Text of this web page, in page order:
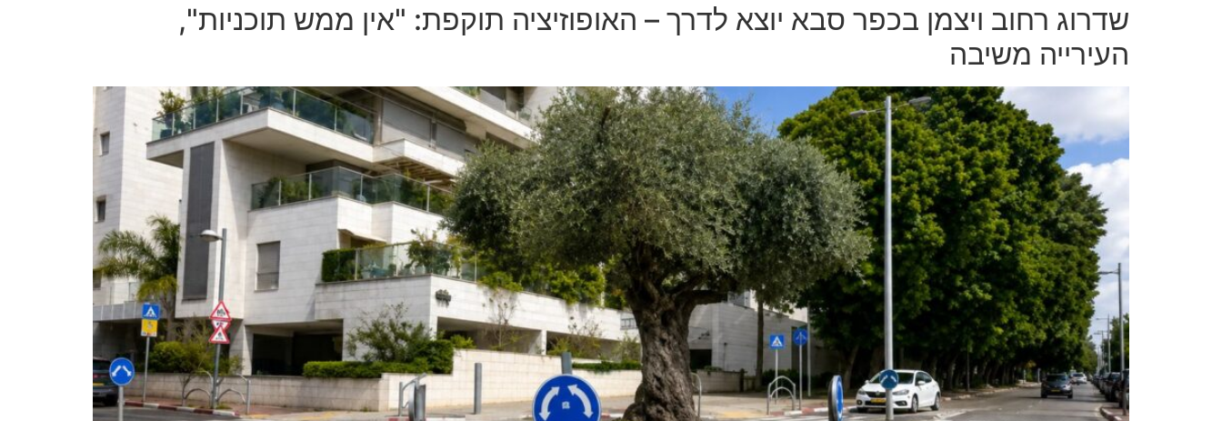
שדרוג רחוב ויצמן בכפר סבא יוצא לדרך – האופוזיציה תוקפת: "אין ממש תוכניות",
העירייה משיבה